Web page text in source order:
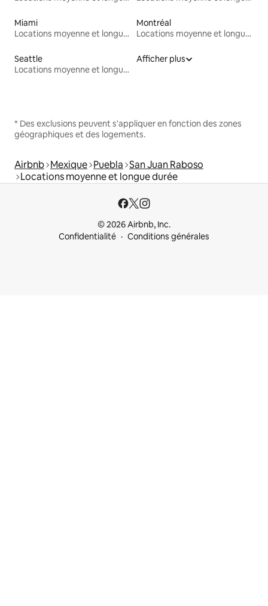
Miami
Locations moyenne et longue durée
Montréal
Locations moyenne et longue durée
Seattle
Locations moyenne et longue durée
Afficher plus
* Des exclusions peuvent s'appliquer en fonction des zones
géographiques et des logements.
Airbnb Mexique Puebla San Juan Raboso
Locations moyenne et longue durée
© 2026 Airbnb, Inc.
Confidentialité
Conditions générales